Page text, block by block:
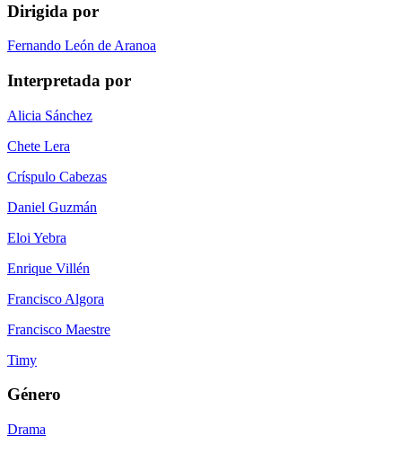
Dirigida por
Fernando León de Aranoa
Interpretada por
Alicia Sánchez
Chete Lera
Críspulo Cabezas
Daniel Guzmán
Eloi Yebra
Enrique Villén
Francisco Algora
Francisco Maestre
Timy
Género
Drama